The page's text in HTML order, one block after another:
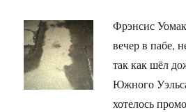
Фрэнсис
вечер в пабе,
так как шёл
Южного
хотелось